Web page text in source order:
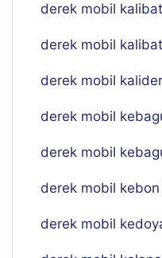
derek mobil
derek mobil
derek mobil
derek mobil
derek mobil
derek mobil
derek mobil